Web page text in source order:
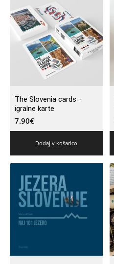
The Slovenia cards –
igralne karte
7.90€
Dodaj v košarico